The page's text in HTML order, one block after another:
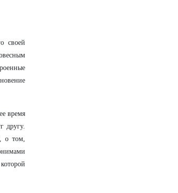
своей
время
другу.
о том,